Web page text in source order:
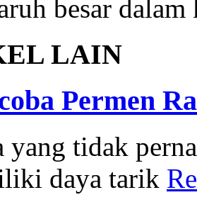
besar
LAIN
Permen
yang tidak
daya tarik